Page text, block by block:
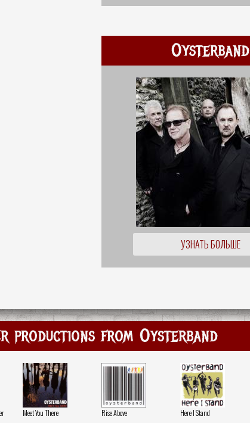
Oysterband
УЗНАТЬ БОЛЬШЕ
productions from Oysterband
Meet You There Rise Above Here I Stand